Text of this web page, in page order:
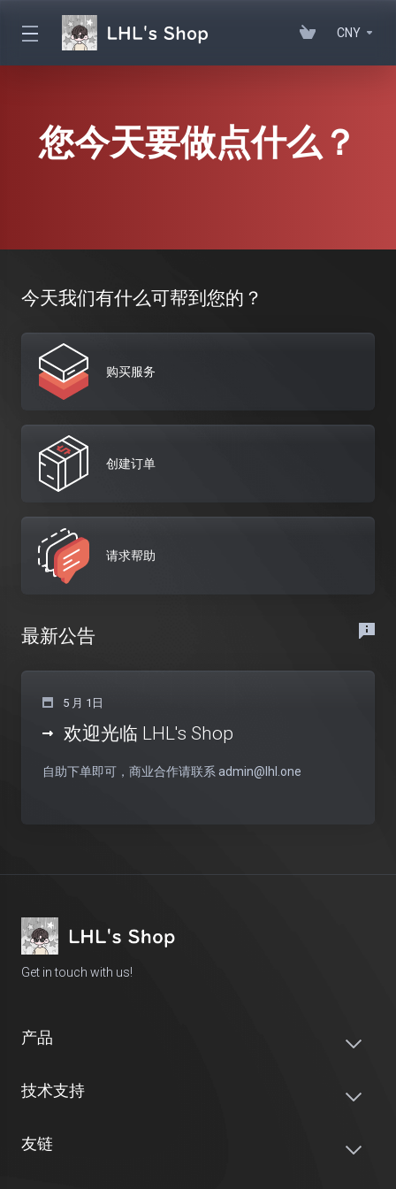
CNY
您今天要做点什么？
今天我们有什么可帮到您的？
购买服务
创建订单
请求帮助
最新公告
5 月 1日
欢迎光临 LHL's Shop
自助下单即可，商业合作请联系 admin@lhl.one
Get in touch with us!
产品
技术支持
友链